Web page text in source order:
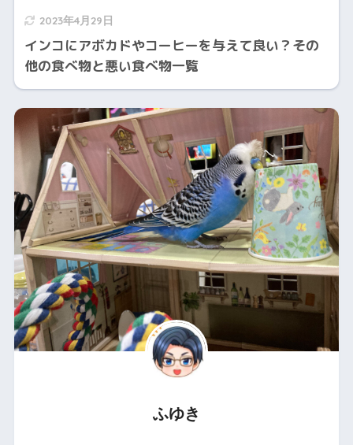
2023年4月29日
インコにアボカドやコーヒーを与えて良い？その
他の食べ物と悪い食べ物一覧
ふゆき